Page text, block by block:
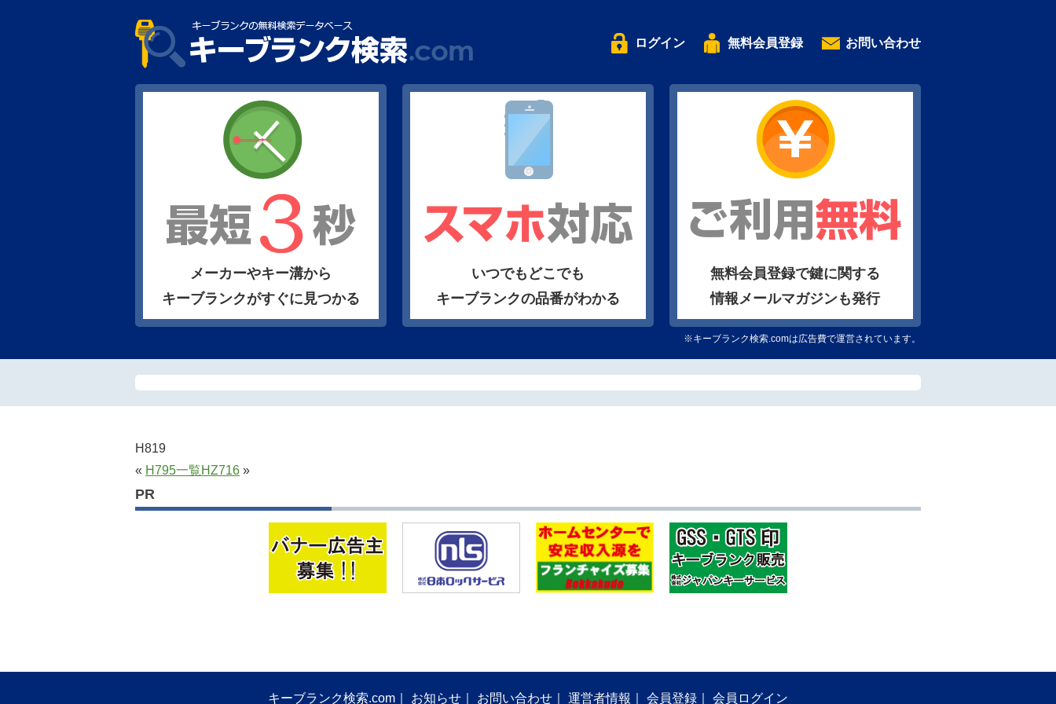
ログイン 無料会員登録 お問い合わせ
メーカーやキー溝から
キーブランクがすぐに見つかる
いつでもどこでも
キーブランクの品番がわかる
無料会員登録で鍵に関する
情報メールマガジンも発行
※キーブランク検索.comは広告費で運営されています。
H819
« H795一覧HZ716 »
PR
キーブランク検索.com お知らせ お問い合わせ 運営者情報 会員登録 会員ログイン